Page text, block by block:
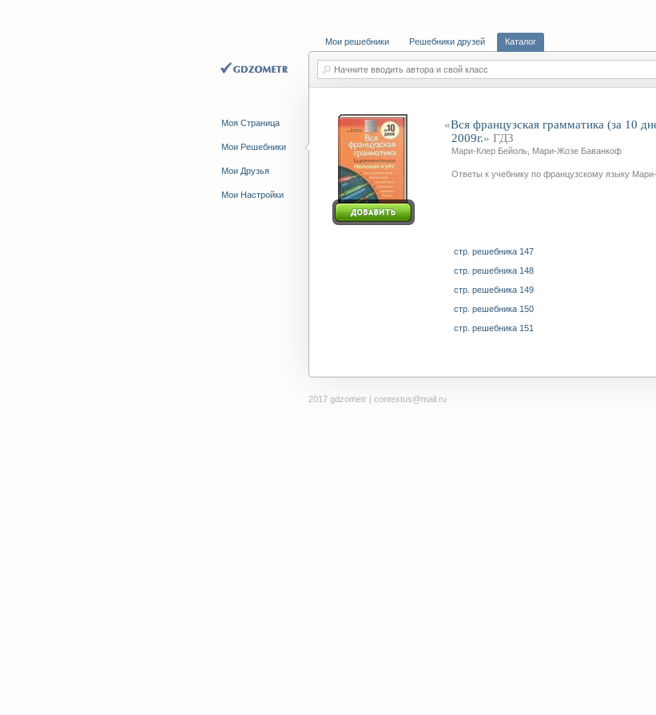
Моя Страница
Мои Решебники
Мои Друзья
Мои Настройки
Мои решебники Решебники друзей Каталог
Начните вводить автора и свой класс
«Вся французская грамматика (за 10
2009г.» ГДЗ
Мари-Клер Бейоль, Мари-Жозе Баванкоф
Ответы к учебнику по французскому языку
стр. решебника 147
стр. решебника 148
стр. решебника 149
стр. решебника 150
стр. решебника 151
2017 gdzometr | contextus@mail.ru